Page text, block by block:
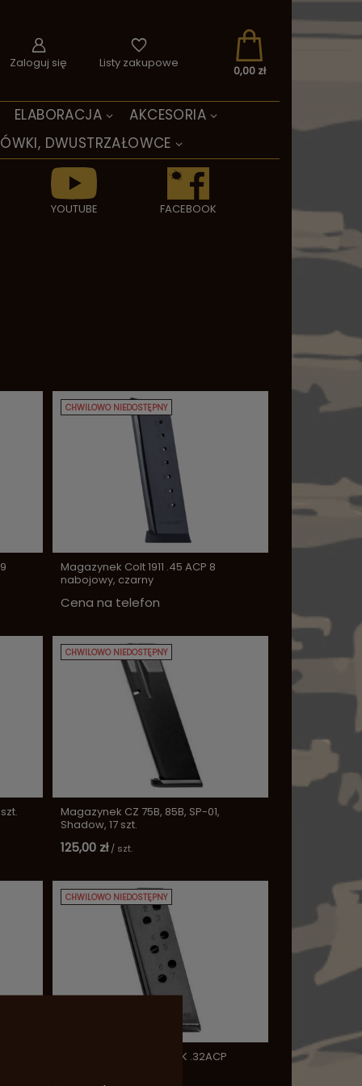
ELABORACJA
AKCESORIA
DWUSTRZAŁOWCE
YOUTUBE FACEBOOK
Zaloguj się Listy zakupowe
0,00 zł
CHWILOWO NIEDOSTĘPNY
Magazynek Colt 1911 .45 ACP 8
nabojowy, czarny
Cena na telefon
CHWILOWO NIEDOSTĘPNY
Magazynek CZ 75B, 85B, SP-01,
Shadow, 17 szt.
125,00 zł / szt.
CHWILOWO NIEDOSTĘPNY
Magazynek Walther PPK .32ACP